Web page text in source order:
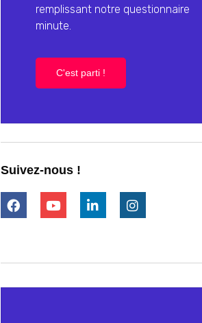
remplissant notre questionnaire
minute.
C'est parti !
Suivez-nous !